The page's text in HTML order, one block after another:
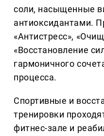
соли, насыщенные
антиоксидантами.
«Антистресс»,
«Восстановление
гармоничного
процесса.
Спортивные и
тренировки
фитнес-зале и